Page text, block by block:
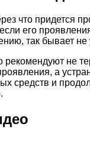
что придется
его
так бывает не
рекомендуют не
а
средств и